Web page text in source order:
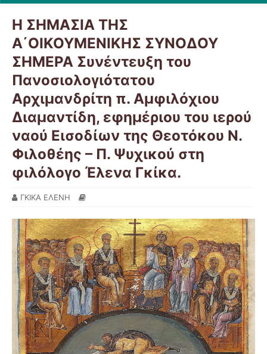
Η ΣΗΜΑΣΙΑ ΤΗΣ
Α΄ΟΙΚΟΥΜΕΝΙΚΗΣ ΣΥΝΟΔΟΥ
ΣΗΜΕΡΑ Συνέντευξη του
Πανοσιολογιότατου
Αρχιμανδρίτη π. Αμφιλόχιου
Διαμαντίδη, εφημέριου του ιερού
ναού Εισοδίων της Θεοτόκου Ν.
Φιλοθέης – Π. Ψυχικού στη
φιλόλογο Έλενα Γκίκα.
ΓΚΙΚΑ ΕΛΕΝΗ